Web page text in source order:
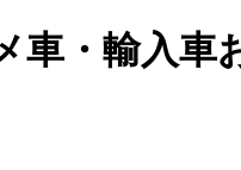
・輸入車